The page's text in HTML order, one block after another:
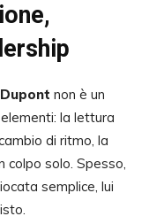
non è un
la lettura
di ritmo, la
colpo solo. Spesso,
semplice, lui